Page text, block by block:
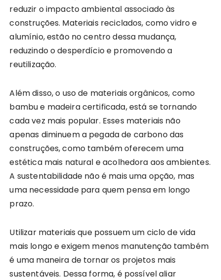
reduzir o impacto ambiental associado às
construções. Materiais reciclados, como vidro e
alumínio, estão no centro dessa mudança,
reduzindo o desperdício e promovendo a
reutilização.
Além disso, o uso de materiais orgânicos, como
bambu e madeira certificada, está se tornando
cada vez mais popular. Esses materiais não
apenas diminuem a pegada de carbono das
construções, como também oferecem uma
estética mais natural e acolhedora aos ambientes.
A sustentabilidade não é mais uma opção, mas
uma necessidade para quem pensa em longo
prazo.
Utilizar materiais que possuem um ciclo de vida
mais longo e exigem menos manutenção também
é uma maneira de tornar os projetos mais
sustentáveis. Dessa forma, é possível aliar